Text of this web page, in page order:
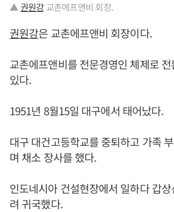
▲권원강교촌에프앤비 회장.
권원강은 교촌에프앤비 회장이다.
교촌에프앤비를 전문경영인 체제로
있다.
1951년 8월15일 대구에서 태어났다.
대구 대건고등학교를 중퇴하고 가족
며 채소 장사를 했다.
인도네시아 건설현장에서 일하다 갑
려 귀국했다.